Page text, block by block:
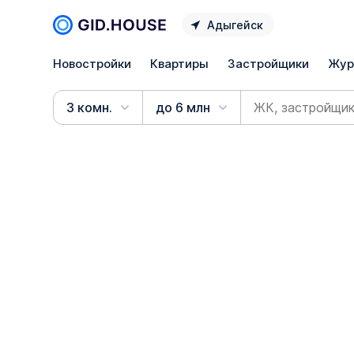
Адыгейск
Новостройки Квартиры Застройщики
3 комн. до 6 млн